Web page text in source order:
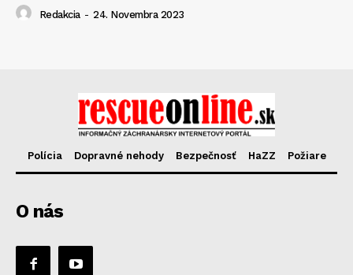
Redakcia - 24. Novembra 2023
Polícia Dopravné nehody Bezpečnosť HaZZ Požiare
O nás